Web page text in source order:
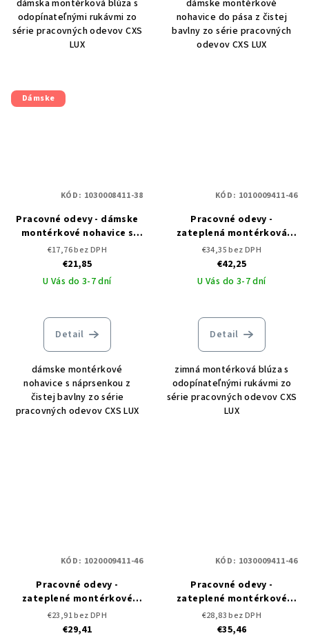
dámska montérková blúza s
odopínateľnými rukávmi zo
série pracovných odevov CXS
LUX
dámske montérkové
nohavice do pása z čistej
bavlny zo série pracovných
odevov CXS LUX
Dámske
Pracovné odevy - dámske
montérkové nohavice s
náprsenkou CXS LUX SABINA
- DOPREDAJ
€17,76 bez DPH
€21,85
U Vás do 3-7 dní
Detail
dámske montérkové
nohavice s náprsenkou z
čistej bavlny zo série
pracovných odevov CXS LUX
KÓD: 1030008411-38
Pracovné odevy -
zateplená montérková
blúza CXS LUX HUGO 2v1
€34,35 bez DPH
€42,25
U Vás do 3-7 dní
Detail
zimná montérková blúza s
odopínateľnými rukávmi zo
série pracovných odevov CXS
LUX
KÓD: 1010009411-46
Pracovné odevy -
zateplené montérkové
nohavice do pása CXS LUX
JAKUB
€23,91 bez DPH
€29,41
KÓD: 1020009411-46
Pracovné odevy -
zateplené montérkové
nohavice s náprsenkou CXS
LUX MARTIN
€28,83 bez DPH
€35,46
KÓD: 1030009411-46